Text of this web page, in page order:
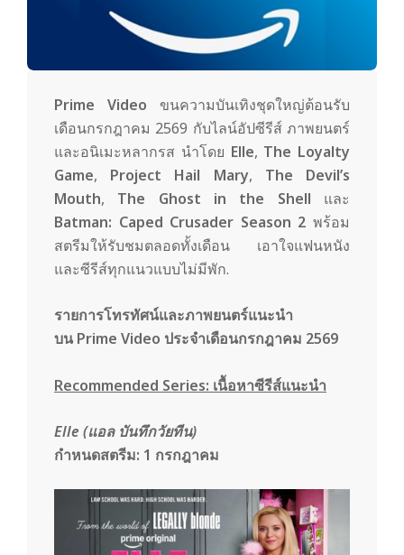
0
Prime Video ขนความบันเทิงชุดใหญ่ต้อนรับ
เดือนกรกฎาคม 2569 กับไลน์อัปซีรีส์ ภาพยนตร์
และอนิเมะหลากรส นำโดย Elle, The Loyalty
Game, Project Hail Mary, The Devil’s
Mouth, The Ghost in the Shell และ
Batman: Caped Crusader Season 2 พร้อม
สตรีมให้รับชมตลอดทั้งเดือน เอาใจแฟนหนัง
และซีรีส์ทุกแนวแบบไม่มีพัก.
รายการโทรทัศน์และภาพยนตร์แนะนำ
บน Prime Video ประจำเดือนกรกฎาคม 2569
Recommended Series: เนื้อหาซีรีส์แนะนำ
Elle (แอล บันทึกวัยทีน)
กำหนดสตรีม: 1 กรกฎาคม